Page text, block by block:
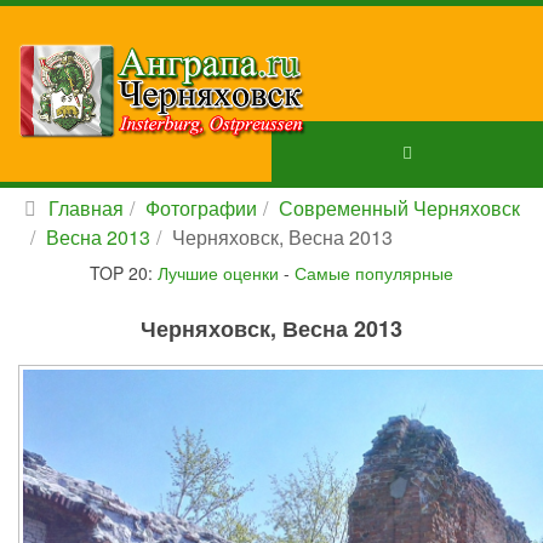
Главная Фотографии
Современный Черняховск
Весна 2013
Черняховск, Весна 2013
TOP 20: Лучшие оценки - Самые популярные
Черняховск, Весна 2013